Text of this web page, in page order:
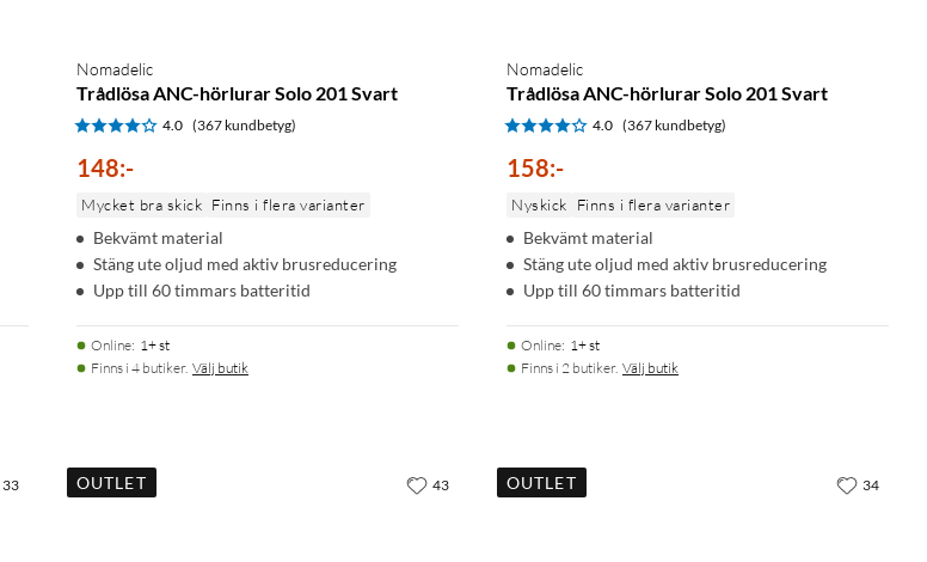
Nomadelic
Trådlösa ANC-hörlurar Solo 201 Svart
4.0 (367 kundbetyg)
148:-
Mycket bra skick Finns i flera varianter
Bekvämt material
Stäng ute oljud med aktiv brusreducering
Upp till 60 timmars batteritid
Online: 1+ st
Finns i 4 butiker. Välj butik
Nomadelic
Trådlösa ANC-hörlurar Solo 201 Svart
4.0 (367 kundbetyg)
158:-
Nyskick Finns i flera varianter
Bekvämt material
Stäng ute oljud med aktiv brusreducering
Upp till 60 timmars batteritid
Online: 1+ st
Finns i 2 butiker. Välj butik
33 OUTLET 43 OUTLET 34